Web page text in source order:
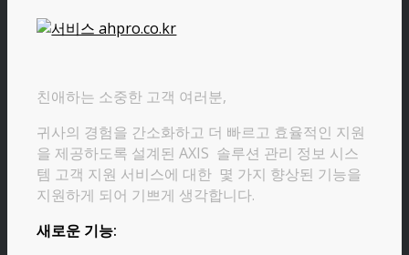
친애하는 소중한 고객 여러분,
귀사의 경험을 간소화하고 더 빠르고 효율적인 지원
을 제공하도록 설계된 AXIS 솔루션 관리 정보 시스
템 고객 지원 서비스에 대한 몇 가지 향상된 기능을
지원하게 되어 기쁘게 생각합니다.
새로운 기능: